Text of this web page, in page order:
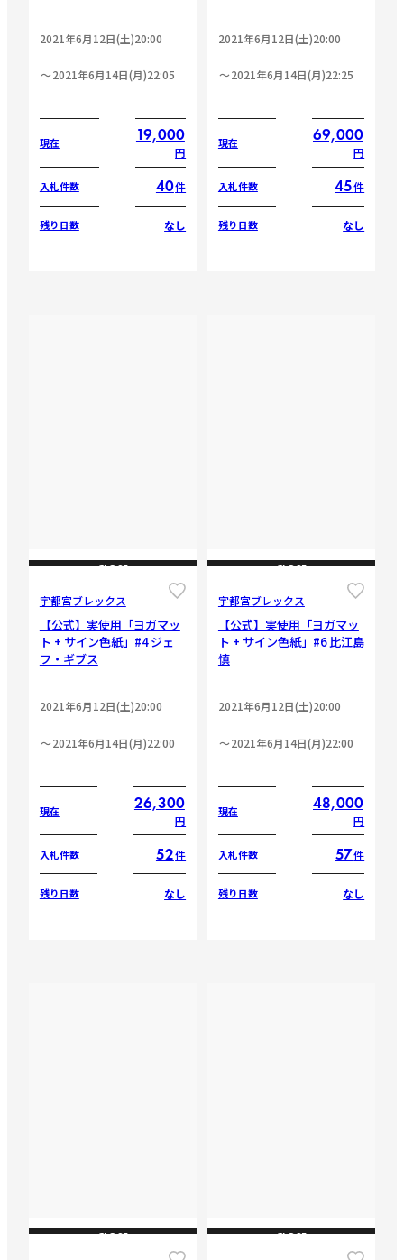
2021年6月12日(土)20:00
2021年6月14日(月)22:05
現在 19,000
円
入札件数 40件
残り日数 なし
2021年6月12日(土)20:00
2021年6月14日(月)22:25
現在 69,000
円
入札件数 45件
残り日数 なし
CLOSE
宇都宮ブレックス
【公式】実使用「ヨガマッ
ト + サイン色紙」#4 ジェ
フ・ギブス
2021年6月12日(土)20:00
2021年6月14日(月)22:00
現在 26,300
円
入札件数 52件
残り日数 なし
CLOSE
宇都宮ブレックス
【公式】実使用「ヨガマッ
ト + サイン色紙」#6 比江島
慎
2021年6月12日(土)20:00
2021年6月14日(月)22:00
現在 48,000
円
入札件数 57件
残り日数 なし
CLOSE CLOSE